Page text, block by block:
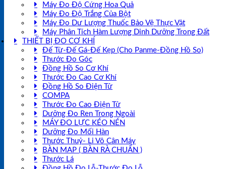
Máy Đo Độ Cứng Hoa Quả
Máy Đo Độ Trắng Của Bột
Máy Đo Dư Lượng Thuốc Bảo Vệ Thực Vật
Máy Phân Tích Hàm Lượng Dinh Dưỡng Trong Đất
THIẾT BỊ ĐO CƠ KHÍ
Đế Từ-Đế Gá-Đế Kẹp (Cho Panme-Đồng Hồ So)
Thước Đo Góc
Đồng Hồ So Cơ Khí
Thước Đo Cao Cơ Khí
Đồng Hồ So Điện Tử
COMPA
Thước Đo Cao Điện Tử
Dưỡng Đo Ren Trong Ngoài
MÁY ĐO LỰC KÉO NÉN
Dưỡng Đo Mối Hàn
Thước Thuỷ- Li Vô Cân Máy
BÀN MAP ( BÀN RÀ CHUẨN )
Thước Lá